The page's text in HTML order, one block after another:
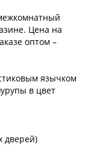
Цена на
оптом –
язычком
в цвет
дверей)